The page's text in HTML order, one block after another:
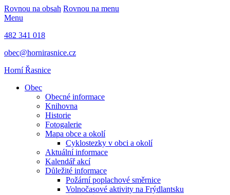
Rovnou na obsah Rovnou na menu
Menu
482 341 018
obec@hornirasnice.cz
Horní Řasnice
Obec
Obecné informace
Knihovna
Historie
Fotogalerie
Mapa obce a okolí
Cyklostezky v obci a okolí
Aktuální informace
Kalendář akcí
Důležité informace
Požární poplachové směrnice
Volnočasové aktivity na Frýdlantsku